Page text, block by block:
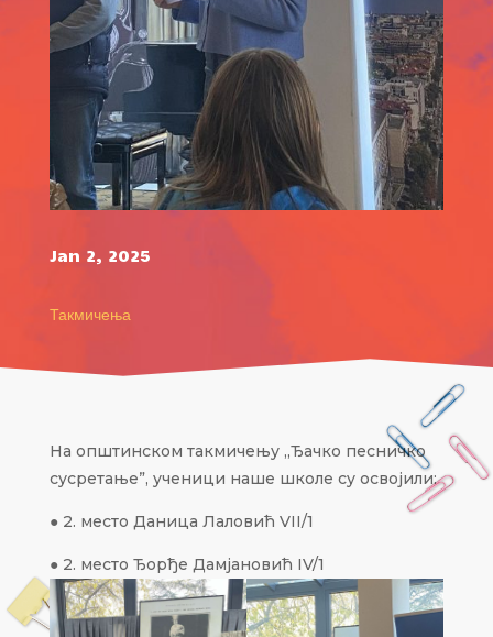
Jan 2, 2025
Такмичења
На општинском такмичењу ,,Ђачко песничко
сусретање”, ученици наше школе су освојили:
● 2. место Даница Лаловић VII/1
● 2. место Ђорђе Дамјановић IV/1